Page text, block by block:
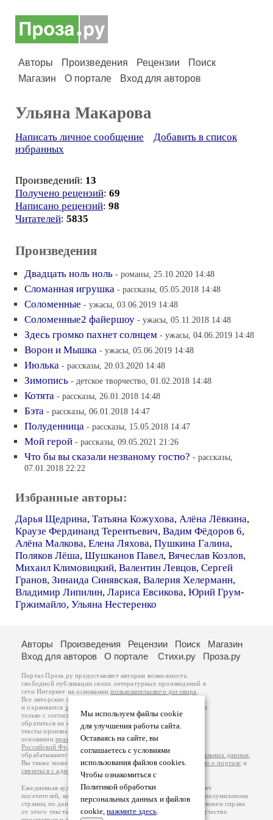
Авторы Произведения Рецензии
Поиск
Магазин
О портале Вход для авторов
Ульяна Макарова
Написать личное сообщение
Добавить в список
избранных
Произведений: 13
Получено рецензий: 69
Написано рецензий: 98
Читателей: 5835
Произведения
Двадцать ноль ноль - романы, 25.10.2020 14:48
Сломанная игрушка - рассказы, 05.05.2018 14:48
Соломенные - ужасы, 03.06.2019 14:48
Соломенные2 файершоу - ужасы, 05.11.2018 14:48
Здесь громко пахнет солнцем - ужасы, 04.06.2019 14:48
Ворон и Мышка - ужасы, 05.06.2019 14:48
Июлька - рассказы, 20.03.2020 14:48
Зимопись - детское творчество, 01.02.2018 14:48
Котята - рассказы, 26.01.2018 14:48
Бэта - рассказы, 06.01.2018 14:47
Полуденница - рассказы, 15.05.2018 14:47
Мой герой - рассказы, 09.05.2021 21:26
Что бы вы сказали незваному гостю? - рассказы,
07.01.2018 22:22
Избранные авторы:
Дарья Щедрина, Татьяна Кожухова, Алёна Лёвкина,
Краузе Фердинанд Терентьевич, Вадим Фёдоров 6,
Алёна Малкова, Елена Ляхова, Пушкина Галина,
Поляков Лёша, Шушканов Павел, Вячеслав Козлов,
Михаил Климовицкий, Валентин Левцов, Сергей
Гранов, Зинаида Синявская, Валерия Хелерманн,
Владимир Липилин, Лариса Евсикова, Юрий Грум-
Гржимайло, Ульяна Нестеренко
Мы используем файлы cookie
для улучшения работы сайта.
Оставаясь на сайте, вы
соглашаетесь с условиями
использования файлов cookies.
Чтобы ознакомиться с
Политикой обработки
персональных данных и файлов
cookie, нажмите здесь.
Авторы Произведения Рецензии Поиск
Магазин
Вход для авторов
О портале Стихи.ру Проза.ру
Портал Проза.ру предоставляет авторам возможность
свободной публикации своих литературных произведений в
сети Интернет на основаниипользовательского договора
Все авторские права на произведения принадлежат авторам
и охраняются законом
. Перепечатка произведений возможна
только с согласия его автора, к которому вы можете
обратиться на его авторской странице. Ответственность за
тексты произведений авторы несут самостоятельно на
основанииправил публикацииизаконодательства
Российской Федерации
обрабатываются на основанииПолитики обработки персональных данных
Вы также можете посмотреть более подробнуюинформацию о портале и
связаться с администрацией
Ежедневная аудитория портала Проза.ру – порядка 100 тысяч
посетителей, которые в общей сумме просматривают более полумиллиона
страниц по данным счетчика посещаемости, который расположен справа
от этого текста. В каждой графе указано по две цифры: количество